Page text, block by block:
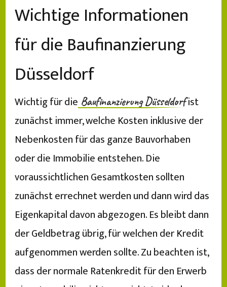
Wichtige Informationen
für die Baufinanzierung
Düsseldorf
Wichtig für die Baufinanzierung Düsseldorfist
zunächst immer, welche Kosten inklusive der
Nebenkosten für das ganze Bauvorhaben
oder die Immobilie entstehen. Die
voraussichtlichen Gesamtkosten sollten
zunächst errechnet werden und dann wird das
Eigenkapital davon abgezogen. Es bleibt dann
der Geldbetrag übrig, für welchen der Kredit
aufgenommen werden sollte. Zu beachten ist,
dass der normale Ratenkredit für den Erwerb